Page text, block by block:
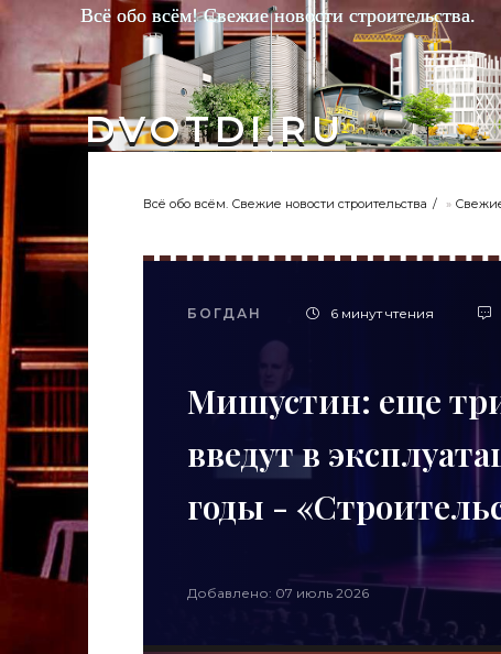
DVOTDI.RU
Всё обо всём! Свежие новости строительства.
Всё обо всём. Свежие новости строительства »
БОГДАН 6 минут чтения
Мишустин: еще
введут в
годы -
Добавлено: 07 июль 2026